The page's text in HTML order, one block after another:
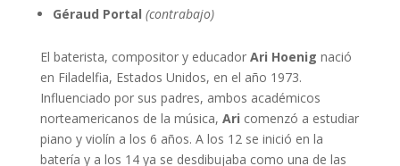
Géraud Portal (contrabajo)
El baterista, compositor y educador Ari Hoenig nació
en Filadelfia, Estados Unidos, en el año 1973.
Influenciado por sus padres, ambos académicos
norteamericanos de la música, Ari comenzó a estudiar
piano y violín a los 6 años. A los 12 se inició en la
batería y a los 14 ya se desdibujaba como una de las